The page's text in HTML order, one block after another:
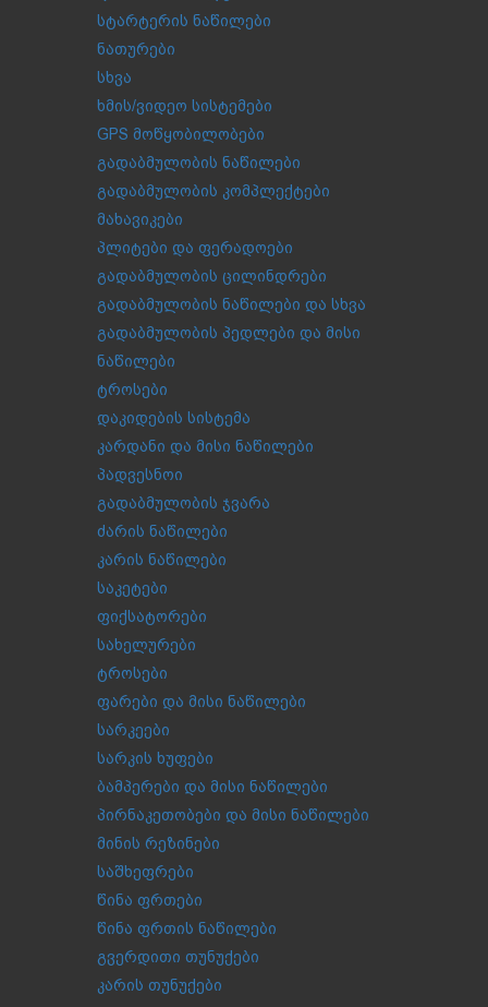
სტარტერის ნაწილები
ნათურები
სხვა
ხმის/ვიდეო სისტემები
GPS მოწყობილობები
გადაბმულობის ნაწილები
გადაბმულობის კომპლექტები
მახავიკები
პლიტები და ფერადოები
გადაბმულობის ცილინდრები
გადაბმულობის ნაწილები და სხვა
გადაბმულობის პედლები და მისი
ნაწილები
ტროსები
დაკიდების სისტემა
კარდანი და მისი ნაწილები
პადვესნოი
გადაბმულობის ჯვარა
ძარის ნაწილები
კარის ნაწილები
საკეტები
ფიქსატორები
სახელურები
ტროსები
ფარები და მისი ნაწილები
სარკეები
სარკის ხუფები
ბამპერები და მისი ნაწილები
პირნაკეთობები და მისი ნაწილები
მინის რეზინები
საშხეფრები
წინა ფრთები
წინა ფრთის ნაწილები
გვერდითი თუნუქები
კარის თუნუქები